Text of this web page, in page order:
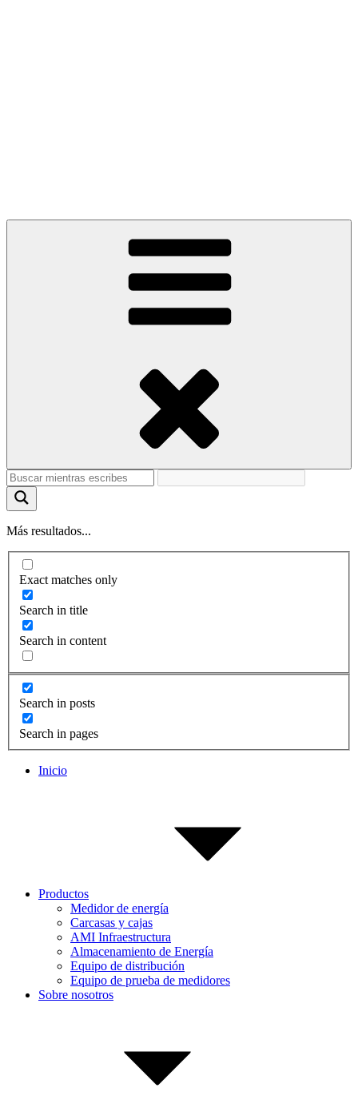
Más resultados...
Exact matches only
Search in title
Search in content
Search in posts
Search in pages
Inicio
Productos
Medidor de energía
Carcasas y cajas
AMI Infraestructura
Almacenamiento de Energía
Equipo de distribución
Equipo de prueba de medidores
Sobre nosotros